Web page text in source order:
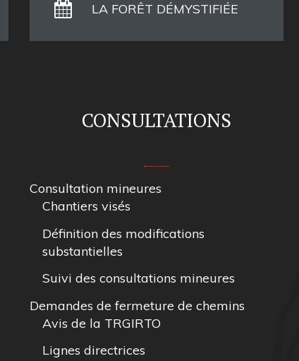
LA FORÊT DÉMYSTIFIÉE
CONSULTATIONS
Consultation mineures
Chantiers visés
Définition des modifications
substantielles
Suivi des consultations mineures
Demandes de fermeture de chemins
Avis de la TRGIRTO
Lignes directrices